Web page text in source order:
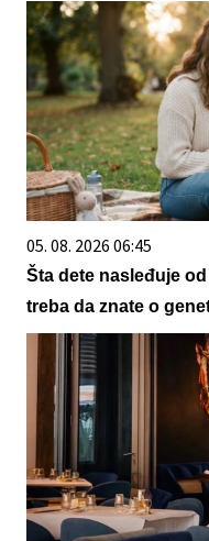
05. 08. 2026 06:45
Šta dete nasleđuje
treba da znate o